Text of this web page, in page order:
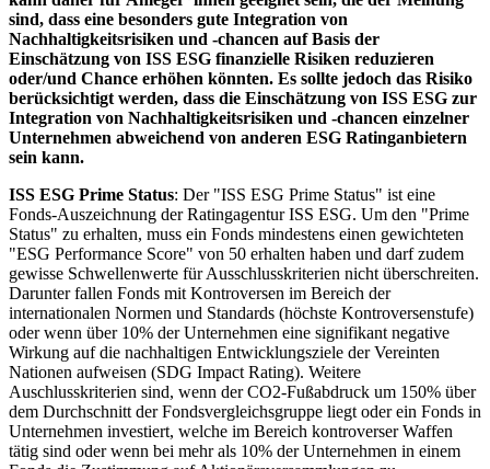
sind, dass eine besonders gute Integration von
Nachhaltigkeitsrisiken und -chancen auf Basis der
Einschätzung von ISS ESG finanzielle Risiken reduzieren
oder/und Chance erhöhen könnten. Es sollte jedoch das Risiko
berücksichtigt werden, dass die Einschätzung von ISS ESG zur
Integration von Nachhaltigkeitsrisiken und -chancen einzelner
Unternehmen abweichend von anderen ESG Ratinganbietern
sein kann.
ISS ESG Prime Status: Der "ISS ESG Prime Status" ist eine
Fonds-Auszeichnung der Ratingagentur ISS ESG. Um den "Prime
Status" zu erhalten, muss ein Fonds mindestens einen gewichteten
"ESG Performance Score" von 50 erhalten haben und darf zudem
gewisse Schwellenwerte für Ausschlusskriterien nicht überschreiten.
Darunter fallen Fonds mit Kontroversen im Bereich der
internationalen Normen und Standards (höchste Kontroversenstufe)
oder wenn über 10% der Unternehmen eine signifikant negative
Wirkung auf die nachhaltigen Entwicklungsziele der Vereinten
Nationen aufweisen (SDG Impact Rating). Weitere
Auschlusskriterien sind, wenn der CO2-Fußabdruck um 150% über
dem Durchschnitt der Fondsvergleichsgruppe liegt oder ein Fonds in
Unternehmen investiert, welche im Bereich kontroverser Waffen
tätig sind oder wenn bei mehr als 10% der Unternehmen in einem